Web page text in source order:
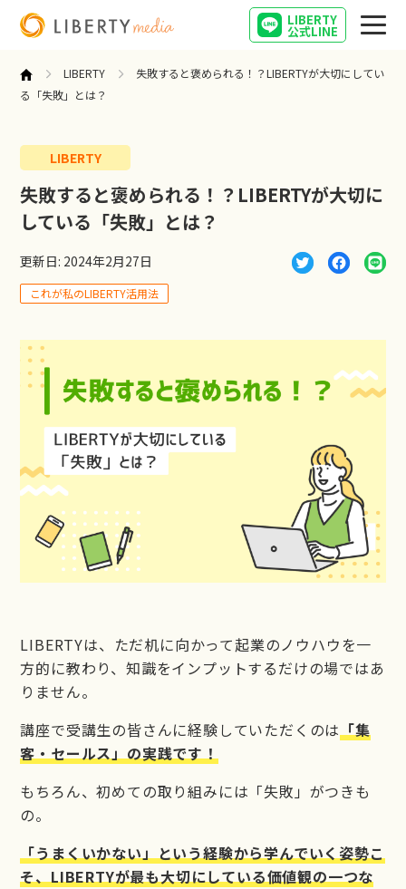
LIBERTY
公式LINE
営業
起業
インタビュー
営業女子の気になること
LIBERTY
LIBERTY
失敗すると褒められる！？LIBERTYが大切にしてい
る「失敗」とは？
LIBERTY
失敗すると褒められる！？LIBERTYが大切に
している「失敗」とは？
更新日: 2024年2月27日
これが私のLIBERTY活用法
LIBERTYは、ただ机に向かって起業のノウハウを一
方的に教わり、知識をインプットするだけの場ではあ
りません。
講座で受講生の皆さんに経験していただくのは「集
客・セールス」の実践です！
もちろん、初めての取り組みには「失敗」がつきも
の。
「うまくいかない」という経験から学んでいく姿勢こ
そ、LIBERTYが最も大切にしている価値観の一つな